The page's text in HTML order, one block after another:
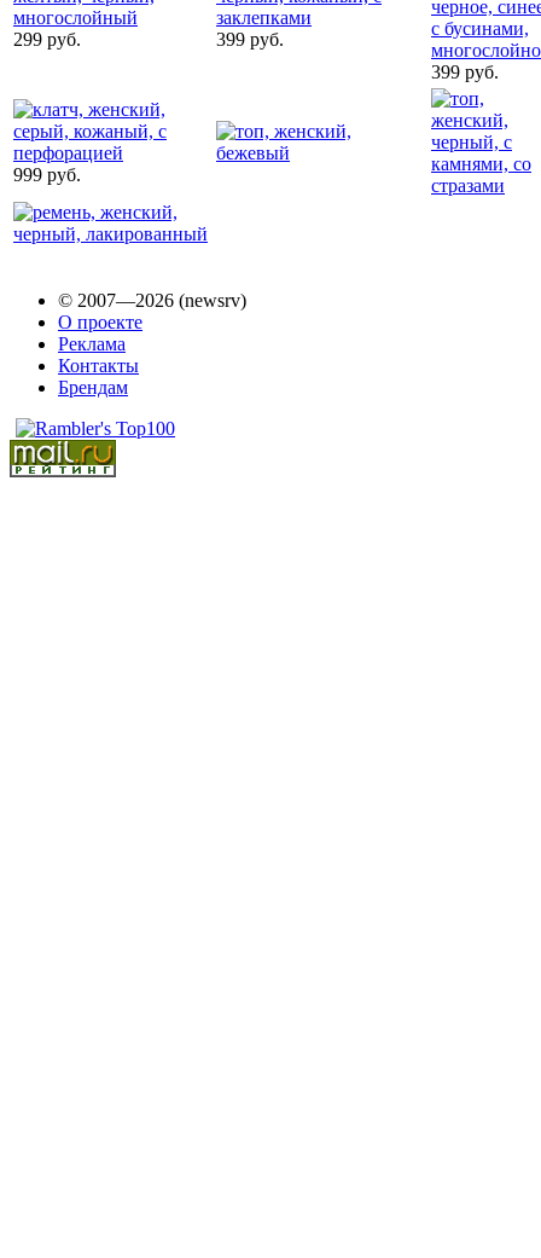
299 руб.
399 руб.
399 руб.
999 руб.
© 2007—2026 (newsrv)
О проекте
Реклама
Контакты
Брендам